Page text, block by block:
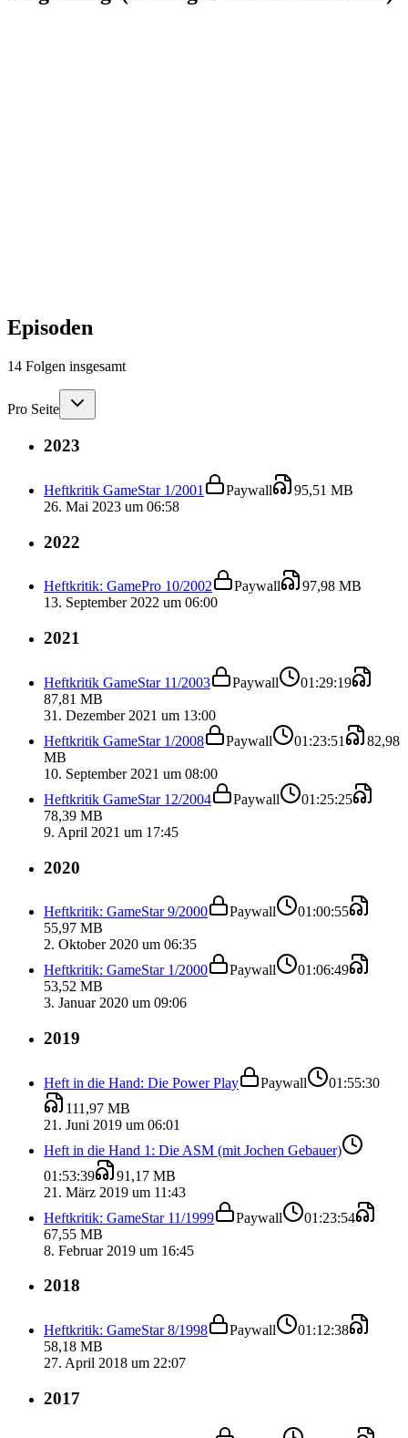
Episoden
14 Folgen insgesamt
Pro Seite
2023
Heftkritik GameStar 1/2001 Paywall
95,51 MB
26. Mai 2023 um 06:58
2022
Heftkritik: GamePro 10/2002 Paywall
97,98 MB
13. September 2022 um 06:00
2021
Heftkritik GameStar 11/2003 Paywall
01:29:19
87,81 MB
31. Dezember 2021 um 13:00
Heftkritik GameStar 1/2008
Paywall 01:23:51
82,98
MB
10. September 2021 um 08:00
Heftkritik GameStar 12/2004
Paywall
01:25:25
78,39 MB
9. April 2021 um 17:45
2020
Heftkritik: GameStar 9/2000 Paywall
01:00:55
55,97 MB
2. Oktober 2020 um 06:35
Heftkritik: GameStar 1/2000
Paywall
01:06:49
53,52 MB
3. Januar 2020 um 09:06
2019
Heft in die Hand: Die Power Play Paywall
01:55:30
111,97 MB
21. Juni 2019 um 06:01
Heft in die Hand 1: Die ASM (mit Jochen Gebauer)
01:53:39
91,17 MB
21. März 2019 um 11:43
Heftkritik: GameStar 11/1999
Paywall
01:23:54
67,55 MB
8. Februar 2019 um 16:45
2018
Heftkritik: GameStar 8/1998 Paywall
01:12:38
58,18 MB
27. April 2018 um 22:07
2017